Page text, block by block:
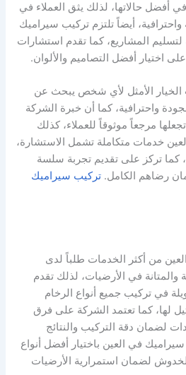
أفضل حالاتها، لذلك يثق العملاء في
أيضاً تلتزم تركيب سيراميك
لتسليم المشاريع، كما تقدم استشارات
اختيار أفضل التصاميم والألوان.
الخيار الأمثل لأي شخص يبحث عن
واحترافية، كما أن خبرة الشركة
مرجعاً موثوقاً للعملاء، كذلك
خدمات متكاملة تشمل الاستشارة،
كما تركز على تقديم تجربة سلسة
رضاهم الكامل.تركيب سيراميك
من أكثر الخدمات طلباً لدى
والمتانة في الأرضيات، لذلك تقدم
في تركيب جميع أنواع الرخام
لها، كما تعتمد الشركة على فرق
لضمان دقة التركيب والنتائج
في العين باختيار أفضل أنواع
لضمان استمرارية الأرضيات